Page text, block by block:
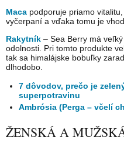
Maca podporuje priamo
vyčerpaní a vďaka tomu je
Rakytník – Sea Berry má
odolnosti. Pri tomto produkte
tak sa himalájske bobuľky
dlhodobo.
7 dôvodov, prečo je
superpotravinu
Ambrósia (Perga – včelí
ŽENSKÁ A